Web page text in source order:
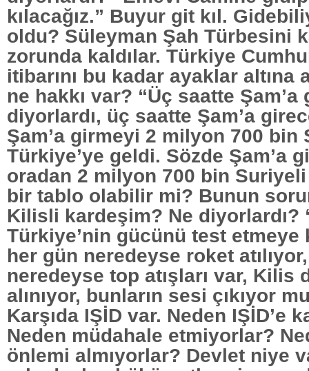
kılacağız.” Buyur git kıl.
oldu? Süleyman Şah Türbesini
zorunda kaldılar. Türkiye
itibarını bu kadar ayaklar altına
ne hakkı var? “Üç saatte Şam’a
diyorlardı, üç saatte Şam’a
Şam’a girmeyi 2 milyon 700 bin
Türkiye’ye geldi. Sözde Şam’a
oradan 2 milyon 700 bin
bir tablo olabilir mi? Bunun
Kilisli kardeşim? Ne diyorlardı?
Türkiye’nin gücünü test etmeye
her gün neredeyse roket
neredeyse top atışları var, Kilis
alınıyor, bunların sesi çıkıyor
Karşıda IŞİD var. Neden IŞİD’e
Neden müdahale etmiyorlar?
önlemi almıyorlar? Devlet niye